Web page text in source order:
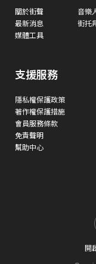
關於街聲
最新消息
媒體工具
音樂
街托
支援服務
隱私權保護政策
著作權保護措施
會員服務條款
免責聲明
幫助中心
開